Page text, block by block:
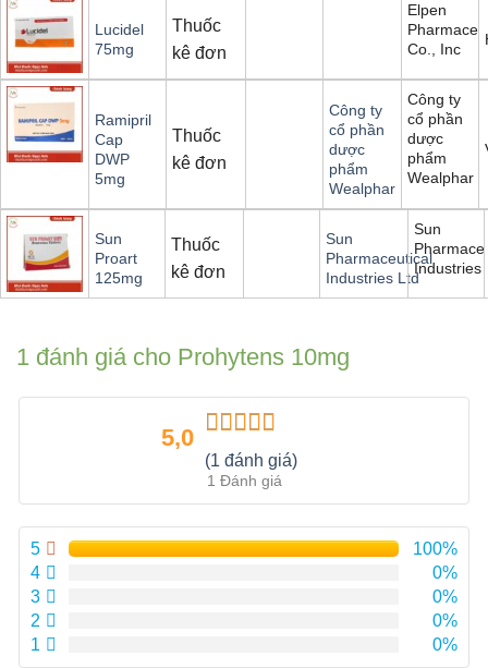
Lucidel
75mg
Thuốc
kê đơn
Elpen
Co., Inc
Ramipril
Cap
DWP
5mg
Thuốc
kê đơn
Công ty
cổ phần
dược
phẩm
Wealphar
Công ty
cổ phần
dược
phẩm
Wealphar
Sun
Proart
125mg
Thuốc
kê đơn
Sun
Pharmaceutical
Industries Ltd
Sun
Industries
1 đánh giá cho Prohytens 10mg
5,0
Được xếp
hạng 5.00
sao
(1 đánh giá)
1 Đánh giá
5
100%
4
0%
3
0%
2
0%
1
0%